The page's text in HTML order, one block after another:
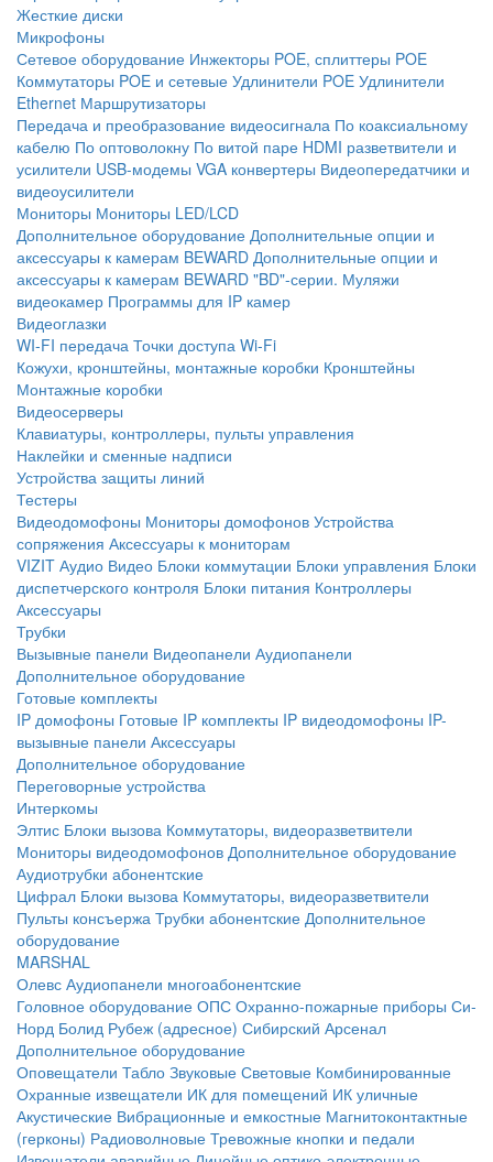
Жесткие диски
Микрофоны
Сетевое оборудование Инжекторы POE, сплиттеры POE
Коммутаторы POE и сетевые Удлинители POE Удлинители
Ethernet Маршрутизаторы
Передача и преобразование видеосигнала По коаксиальному
кабелю По оптоволокну По витой паре HDMI разветвители и
усилители USB-модемы VGA конвертеры Видеопередатчики и
видеоусилители
Мониторы Мониторы LED/LCD
Дополнительное оборудование Дополнительные опции и
аксессуары к камерам BEWARD Дополнительные опции и
аксессуары к камерам BEWARD "BD"-серии. Муляжи
видеокамер Программы для IP камер
Видеоглазки
WI-FI передача Точки доступа Wi-Fi
Кожухи, кронштейны, монтажные коробки Кронштейны
Монтажные коробки
Видеосерверы
Клавиатуры, контроллеры, пульты управления
Наклейки и сменные надписи
Устройства защиты линий
Тестеры
Видеодомофоны Мониторы домофонов Устройства
сопряжения Аксессуары к мониторам
VIZIT Аудио Видео Блоки коммутации Блоки управления Блоки
диспетчерского контроля Блоки питания Контроллеры
Аксессуары
Трубки
Вызывные панели Видеопанели Аудиопанели
Дополнительное оборудование
Готовые комплекты
IP домофоны Готовые IP комплекты IP видеодомофоны IP-
вызывные панели Аксессуары
Дополнительное оборудование
Переговорные устройства
Интеркомы
Элтис Блоки вызова Коммутаторы, видеоразветвители
Мониторы видеодомофонов Дополнительное оборудование
Аудиотрубки абонентские
Цифрал Блоки вызова Коммутаторы, видеоразветвители
Пульты консъержа Трубки абонентские Дополнительное
оборудование
MARSHAL
Олевс Аудиопанели многоабонентские
Головное оборудование ОПС Охранно-пожарные приборы Си-
Норд Болид Рубеж (адресное) Сибирский Арсенал
Дополнительное оборудование
Оповещатели Табло Звуковые Световые Комбинированные
Охранные извещатели ИК для помещений ИК уличные
Акустические Вибрационные и емкостные Магнитоконтактные
(герконы) Радиоволновые Тревожные кнопки и педали